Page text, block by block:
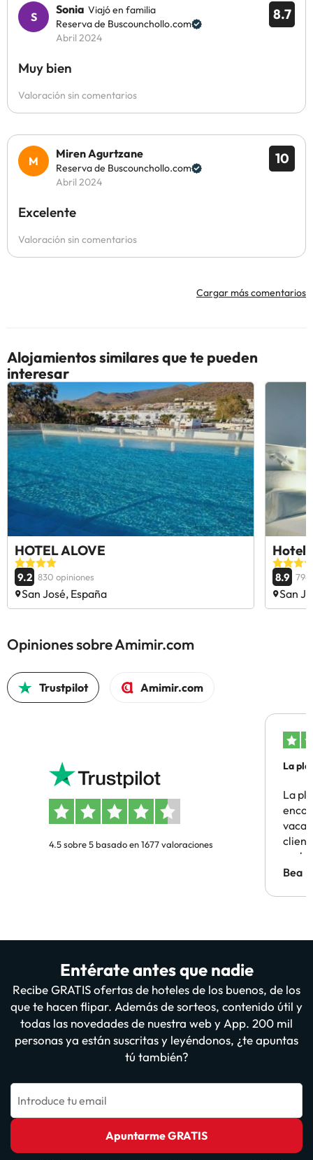
8.7
Sonia Viajó en familia
Reserva de Buscounchollo.com
Abril 2024
Muy bien
Valoración sin comentarios
10
Miren Agurtzane
Reserva de Buscounchollo.com
Abril 2024
Excelente
Valoración sin comentarios
Cargar más comentarios
Alojamientos similares que te pueden
interesar
HOTEL ALOVE
9.2 830 opiniones
San José, España
8.9 794
San
Opiniones sobre Amimir.com
Trustpilot Amimir.com
4.5 sobre 5 basado en 1677 valoraciones
La
La
Bea
Entérate antes que nadie
Recibe GRATIS ofertas de hoteles de los buenos, de los
que te hacen flipar. Además de sorteos, contenido útil y
todas las novedades de nuestra web y App. 200 mil
personas ya están suscritas y leyéndonos, ¿te apuntas
tú también?
Introduce tu email
Apuntarme GRATIS